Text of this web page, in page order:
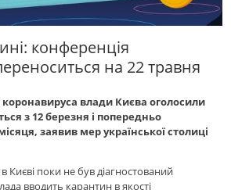
конференція
на 22 травня
коронавируса влади Києва оголосили
з 12 березня і попередньо
заявив мер української столиці
поки не був діагностований
вводить карантин в якості